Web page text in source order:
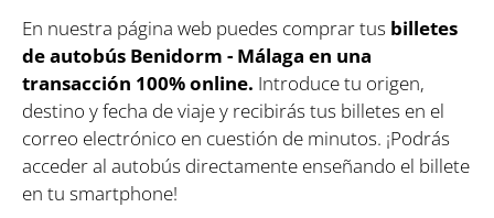
En nuestra página web puedes comprar tus billetes
de autobús Benidorm - Málaga en una
transacción 100% online. Introduce tu origen,
destino y fecha de viaje y recibirás tus billetes en el
correo electrónico en cuestión de minutos. ¡Podrás
acceder al autobús directamente enseñando el billete
en tu smartphone!